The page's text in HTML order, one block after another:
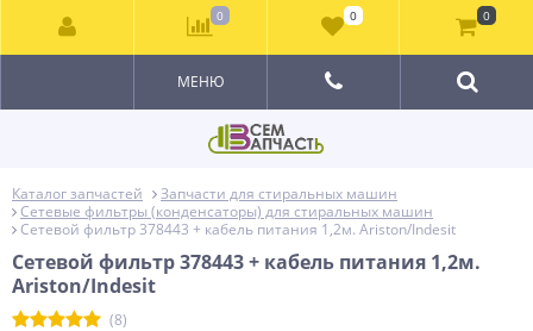
МЕНЮ
Каталог запчастей
Запчасти для стиральных машин
Сетевые фильтры (конденсаторы) для стиральных машин
Сетевой фильтр 378443 + кабель питания 1,2м. Ariston/Indesit
Сетевой фильтр 378443 + кабель питания 1,2м.
Ariston/Indesit
(8)
0 0 0